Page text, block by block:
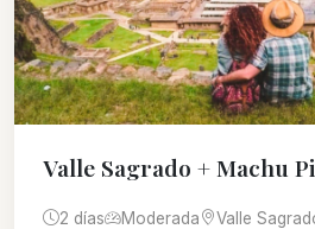
Valle Sagrado + Machu
2 días Moderada Valle